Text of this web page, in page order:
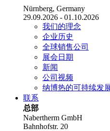
Nürnberg, Germany
29.09.2026 - 01.10.2026
我们的理念
企业历史
全球销售公司
展会日期
新闻
公司视频
纳博热的可持续发
联系
总部
Nabertherm GmbH
Bahnhofstr. 20